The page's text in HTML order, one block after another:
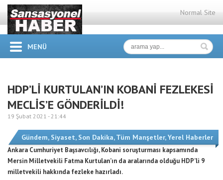
Normal Site
MENÜ
HDP’Lİ KURTULAN’IN KOBANİ FEZLEKESİ
MECLİS’E GÖNDERİLDİ!
19 Şubat 2021 -21:44
Gündem, Siyaset, Son Dakika,Tüm Manşetler,Yerel Haberler
Ankara Cumhuriyet Başsavcılığı, Kobani soruşturması kapsamında
Mersin Milletvekili Fatma Kurtulan’ın da aralarında olduğu HDP’li 9
milletvekili hakkında fezleke hazırladı.